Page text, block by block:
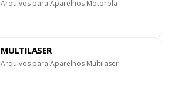
Arquivos para Aparelhos Motorola
MULTILASER
Arquivos para Aparelhos Multilaser